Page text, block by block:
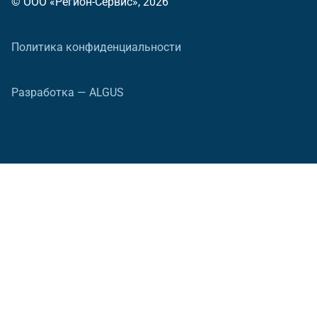
Политика конфиденциальности
Разработка — ALGUS